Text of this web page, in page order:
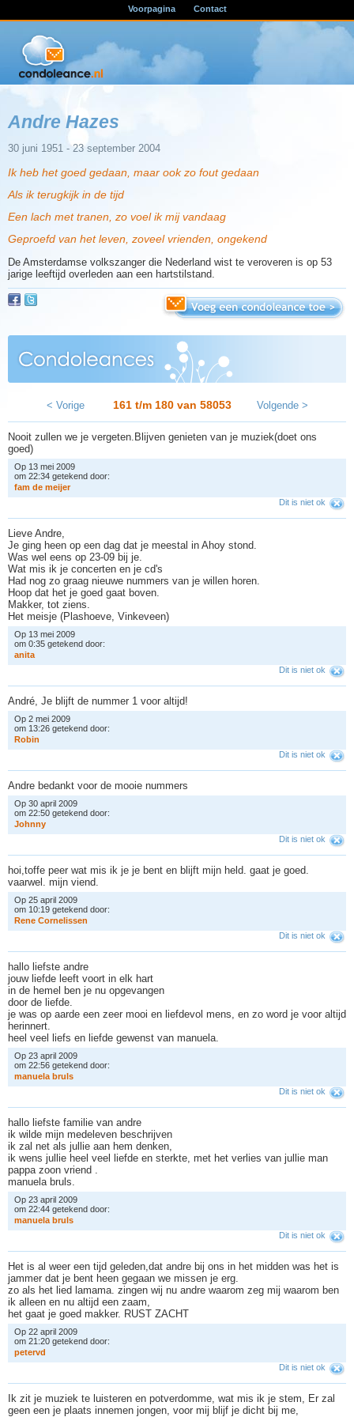
Voorpagina Contact
Andre Hazes
30 juni 1951 - 23 september 2004
Ik heb het goed gedaan, maar ook zo fout gedaan
Als ik terugkijk in de tijd
Een lach met tranen, zo voel ik mij vandaag
Geproefd van het leven, zoveel vrienden, ongekend
De Amsterdamse volkszanger die Nederland wist te veroveren is op 53
jarige leeftijd overleden aan een hartstilstand.
< Vorige 161 t/m 180 van 58053 Volgende >
Nooit zullen we je vergeten.Blijven genieten van je muziek(doet ons
goed)
Op 13 mei 2009
om 22:34 getekend door:
fam de meijer
Dit is niet ok
Lieve Andre,
Je ging heen op een dag dat je meestal in Ahoy stond.
Was wel eens op 23-09 bij je.
Wat mis ik je concerten en je cd's
Had nog zo graag nieuwe nummers van je willen horen.
Hoop dat het je goed gaat boven.
Makker, tot ziens.
Het meisje (Plashoeve, Vinkeveen)
Op 13 mei 2009
om 0:35 getekend door:
anita
Dit is niet ok
André, Je blijft de nummer 1 voor altijd!
Op 2 mei 2009
om 13:26 getekend door:
Robin
Dit is niet ok
Andre bedankt voor de mooie nummers
Op 30 april 2009
om 22:50 getekend door:
Johnny
Dit is niet ok
hoi,toffe peer wat mis ik je je bent en blijft mijn held. gaat je goed.
vaarwel. mijn viend.
Op 25 april 2009
om 10:19 getekend door:
Rene Cornelissen
Dit is niet ok
hallo liefste andre
jouw liefde leeft voort in elk hart
in de hemel ben je nu opgevangen
door de liefde.
je was op aarde een zeer mooi en liefdevol mens, en zo word je voor altijd
herinnert.
heel veel liefs en liefde gewenst van manuela.
Op 23 april 2009
om 22:56 getekend door:
manuela bruls
Dit is niet ok
hallo liefste familie van andre
ik wilde mijn medeleven beschrijven
ik zal net als jullie aan hem denken,
ik wens jullie heel veel liefde en sterkte, met het verlies van jullie man
pappa zoon vriend .
manuela bruls.
Op 23 april 2009
om 22:44 getekend door:
manuela bruls
Dit is niet ok
Het is al weer een tijd geleden,dat andre bij ons in het midden was het is
jammer dat je bent heen gegaan we missen je erg.
zo als het lied lamama. zingen wij nu andre waarom zeg mij waarom ben
ik alleen en nu altijd een zaam,
het gaat je goed makker. RUST ZACHT
Op 22 april 2009
om 21:20 getekend door:
petervd
Dit is niet ok
Ik zit je muziek te luisteren en potverdomme, wat mis ik je stem, Er zal
geen een je plaats innemen jongen, voor mij blijf je dicht bij me,